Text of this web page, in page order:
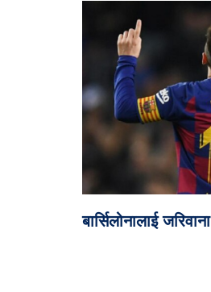
बार्सिलोनालाई जरिवाना